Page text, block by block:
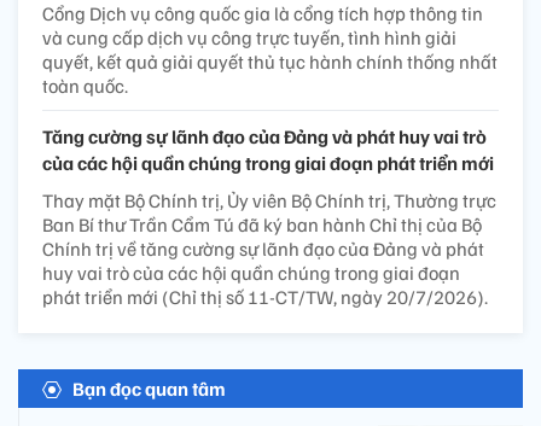
Cổng Dịch vụ công quốc gia là cổng tích hợp thông tin
và cung cấp dịch vụ công trực tuyến, tình hình giải
quyết, kết quả giải quyết thủ tục hành chính thống nhất
toàn quốc.
Tăng cường sự lãnh đạo của Đảng và phát huy vai trò
của các hội quần chúng trong giai đoạn phát triển mới
Thay mặt Bộ Chính trị, Ủy viên Bộ Chính trị, Thường trực
Ban Bí thư Trần Cẩm Tú đã ký ban hành Chỉ thị của Bộ
Chính trị về tăng cường sự lãnh đạo của Đảng và phát
huy vai trò của các hội quần chúng trong giai đoạn
phát triển mới (Chỉ thị số 11-CT/TW, ngày 20/7/2026).
Bạn đọc quan tâm